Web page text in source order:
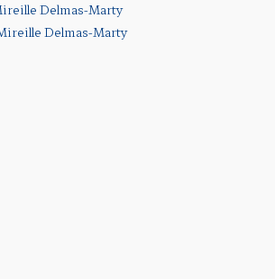
Delmas-Marty
Delmas-Marty